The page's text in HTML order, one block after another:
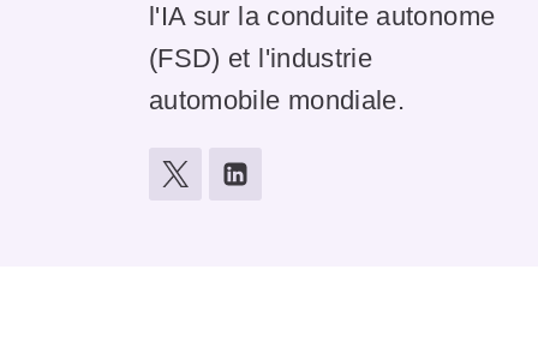
l'IA sur la conduite autonome
(FSD) et l'industrie
automobile mondiale.